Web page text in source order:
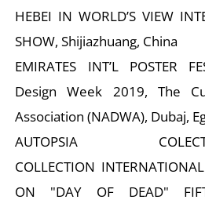
HEBEI IN WORLD’S VIEW
SHOW, Shijiazhuang, China
EMIRATES INT’L POSTER
Design Week 2019, The
Association (NADWA), Dubaj,
AUTOPSIA COLECTIVA-
COLLECTION
ON "DAY OF DEAD"